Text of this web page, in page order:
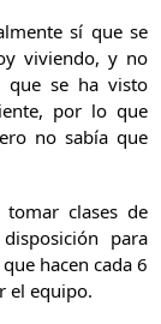
sí que se
viviendo, y no
que se ha visto
por lo que
no sabía que
clases de
para
hacen cada 6
el equipo.